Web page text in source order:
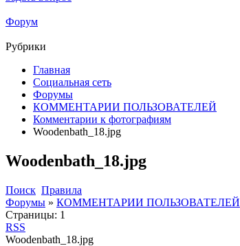
Форум
Рубрики
Главная
Социальная сеть
Форумы
КОММЕНТАРИИ ПОЛЬЗОВАТЕЛЕЙ
Комментарии к фотографиям
Woodenbath_18.jpg
Woodenbath_18.jpg
Поиск Правила
Форумы » КОММЕНТАРИИ ПОЛЬЗОВАТЕЛЕЙ
Страницы: 1
RSS
Woodenbath_18.jpg